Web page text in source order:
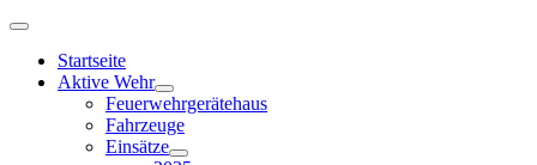
Startseite
Aktive Wehr
Feuerwehrgerätehaus
Fahrzeuge
Einsätze